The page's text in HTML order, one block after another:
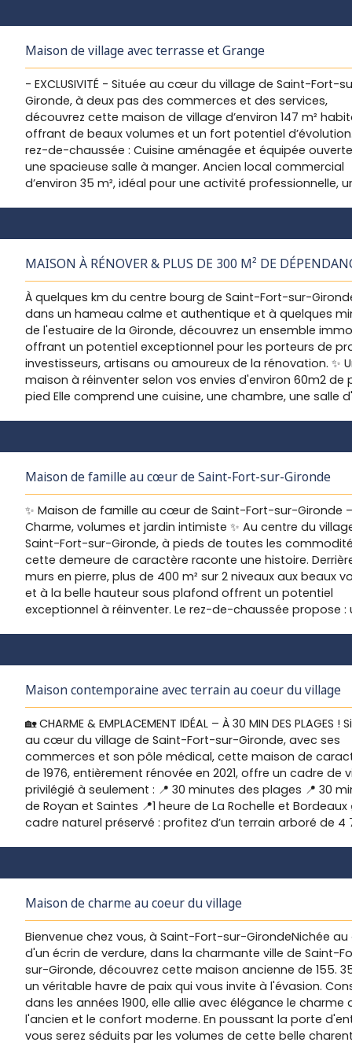
parking Droits dans une cour/jardin commun d'environ
Aucune copropriété ou charges de copro.
Maison de village avec terrasse et Grange
- EXCLUSIVITÉ - Située au cœur du village de Saint-Fort-
Gironde, à deux pas des commerces et des services,
découvrez cette maison de village d’environ 147 m²
offrant de beaux volumes et un fort potentiel
rez-de-chaussée : Cuisine aménagée et équipée
une spacieuse salle à manger. Ancien local commercial
d’environ 35 m², idéal pour une activité professionnelle,
m², sans vis-à-vis, idéale pour profiter des beaux jours.
Magnifique grange d’environ 78 m², parfaite pour un
stockage, un garage, un projet locatif ou une extension
l’habitation. Bon état général Prestations : Chauffage
électrique. Huisseries PVC double vitrage. Chauffe-eau
électrique. Bonne Isolation sous toitureToiture de la
principale en bon état. Localisation : Commerces et
commodités accessibles à pied. À seulement 30
plages de Meschers-sur-Gironde. 35 minutes de Royan
MAISON À RÉNOVER & PLUS DE 300 M² DE
À quelques km du centre bourg de Saint-Fort-sur-
dans un hameau calme et authentique et à quelques
de l'estuaire de la Gironde, découvrez un ensemble
offrant un potentiel exceptionnel pour les porteurs de
investisseurs, artisans ou amoureux de la rénovation. ✨
maison à réinventer selon vos envies d'environ 60m2 de
pied Elle comprend une cuisine, une chambre, une salle
300 m² de dépendances à exploiter ! Deux
chais de 140m² et 122m² complètent cet ensemble. Un
terrain de jeu pour imaginer : - Une extension de
Un atelier d'artisan ou d'artiste - Un espace de stockage
professionnel - Un projet locatif ou touristique - Une
transformation en loft, gîtes ou espaces de réception 🌿
charme de la campagne, le potentiel d'un grand projet
secteur privilégié 📞 Une visite vous permettra d'en
le potentiel. Contactez-nous dès maintenant pour
Maison de famille au cœur de Saint-Fort-sur-Gironde
✨ Maison de famille au cœur de Saint-Fort-sur-Gironde –
Charme, volumes et jardin intimiste ✨ Au centre du
Saint-Fort-sur-Gironde, à pieds de toutes les
cette demeure de caractère raconte une histoire.
murs en pierre, plus de 400 m² sur 2 niveaux aux beaux
et à la belle hauteur sous plafond offrent un potentiel
exceptionnel à réinventer. Le rez-de-chaussée propose :
on imagine aisément regarder les enfants jouer en toute
sécurité, profiter des beaux jours, partager des repas
l’ombre des pierres anciennes. Au fond du jardin, une
dépendance d’environ 37 m² complète l’ensemble : atelier,
studio, bureau indépendant, espace d’accueil… Les
sont nombreuses. À l’étage : 8 chambres au totalancien
à développer aménagé actuellement aménagé en
avec cabinet de toilette🔧 Des travaux importants sont
prévoir (isolation, menuiseries, électricité, chauffage…),
virtuelle disponible sur demande - n'hésitez pas à nous
contacter.
Maison contemporaine avec terrain au coeur du village
🏡 CHARME & EMPLACEMENT IDÉAL – À 30 MIN DES PLAGES !
au cœur du village de Saint-Fort-sur-Gironde, avec ses
commerces et son pôle médical, cette maison de
de 1976, entièrement rénovée en 2021, offre un cadre de
privilégié à seulement : 📍 30 minutes des plages 📍 30
de Royan et Saintes 📍1 heure de La Rochelle et Bordeaux
cadre naturel préservé : profitez d’un terrain arboré de 4
salle à manger chaleureuse et un salon avec cheminée, •
couloir desservant 4 chambres confortables, • Une salle
rénovée, • Un WC indépendant et un cellier. En rez-de-
m²) : • Un double garage, • Un atelier de 28 m², parfait
bricoleurs et créatifs, • Un espace de stockage, • Une
avec chaufferie, • Une cave, idéale pour les amateurs
Rénovation complète en 2021-2022 : ✅ Toiture neuve ✅
Huisseries changées ✅ Électricité et isolation optimisées,
chauffage par pompe à chaleur ✅ Cuisine et salle d’eau
Maison de charme au coeur du village
Bienvenue chez vous, à Saint-Fort-sur-GirondeNichée
d'un écrin de verdure, dans la charmante ville de Saint-
sur-Gironde, découvrez cette maison ancienne de 155.
un véritable havre de paix qui vous invite à l'évasion.
dans les années 1900, elle allie avec élégance le charme
l'ancien et le confort moderne. En poussant la porte
vous serez séduits par les volumes de cette belle